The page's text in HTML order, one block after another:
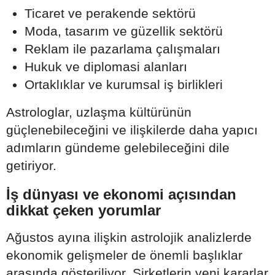
Ticaret ve perakende sektörü
Moda, tasarım ve güzellik sektörü
Reklam ile pazarlama çalışmaları
Hukuk ve diplomasi alanları
Ortaklıklar ve kurumsal iş birlikleri
Astrologlar, uzlaşma kültürünün
güçlenebileceğini ve ilişkilerde daha yapıcı
adımların gündeme gelebileceğini dile
getiriyor.
İş dünyası ve ekonomi açısından
dikkat çeken yorumlar
Ağustos ayına ilişkin astrolojik analizlerde
ekonomik gelişmeler de önemli başlıklar